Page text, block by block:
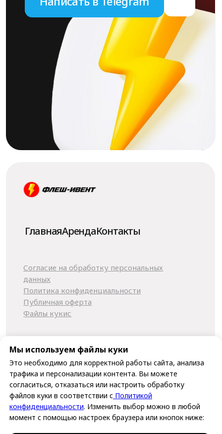
Мы используем файлы куки
Это необходимо для корректной работы сайта, анализа
трафика и персонализации контента. Вы можете
согласиться, отказаться или настроить обработку
файлов куки в соответствии с Политикой
конфиденциальности. Изменить выбор можно в любой
момент с помощью настроек браузера или кнопок ниже: